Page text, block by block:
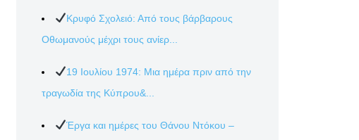
Κρυφό Σχολειό: Από τους βάρβαρους
Οθωμανούς μέχρι τους ανίερ...
19 Ιουλίου 1974: Μια ημέρα πριν από την
τραγωδία της Κύπρου&...
Έργα και ημέρες του Θάνου Ντόκου –